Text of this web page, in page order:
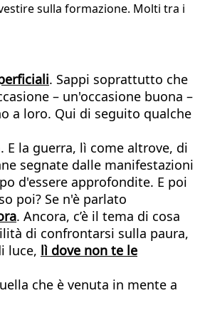
sulla formazione. Molti tra i
. Sappi soprattutto che
– un'occasione buona –
a loro. Qui di seguito qualche
la guerra, lì come altrove, di
segnate dalle manifestazioni
d'essere approfondite. E poi
poi? Se n'è parlato
. Ancora, c’è il tema di cosa
di confrontarsi sulla paura,
luce, lì dove non te le
che è venuta in mente a